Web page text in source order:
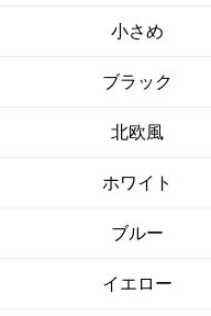
小さめ
ブラック
北欧風
ホワイト
ブルー
イエロー